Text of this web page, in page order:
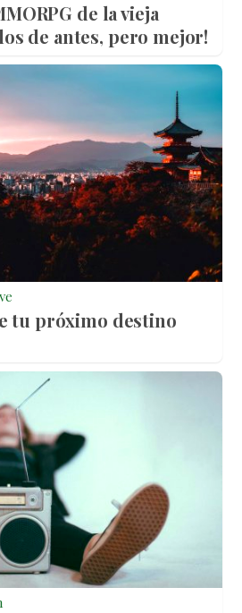
de la vieja
de antes, pero mejor!
tu próximo destino